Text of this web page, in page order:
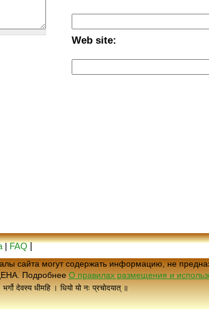
Web site:
|FAQ|
сайта могут содержать информацию, не
Подробнее О правилах размещения и
देवस्य धीमहि । धियो यो नः प्रचोदयात् ॥